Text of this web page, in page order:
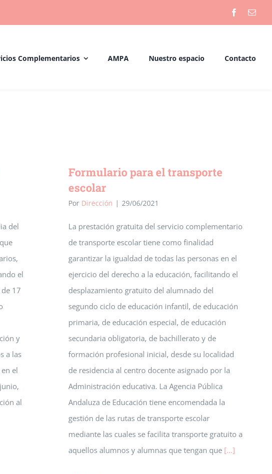
Complementarios AMPA Nuestro espacio Contacto
del
el
17
y
a las
el
al
Formulario para el transporte
escolar
Por Dirección | 29/06/2021
La prestación gratuita del servicio complementario
de transporte escolar tiene como finalidad
garantizar la igualdad de todas las personas en el
ejercicio del derecho a la educación, facilitando el
desplazamiento gratuito del alumnado del
segundo ciclo de educación infantil, de educación
primaria, de educación especial, de educación
secundaria obligatoria, de bachillerato y de
formación profesional inicial, desde su localidad
de residencia al centro docente asignado por la
Administración educativa. La Agencia Pública
Andaluza de Educación tiene encomendada la
gestión de las rutas de transporte escolar
mediante las cuales se facilita transporte gratuito a
aquellos alumnos y alumnas que tengan que [...]